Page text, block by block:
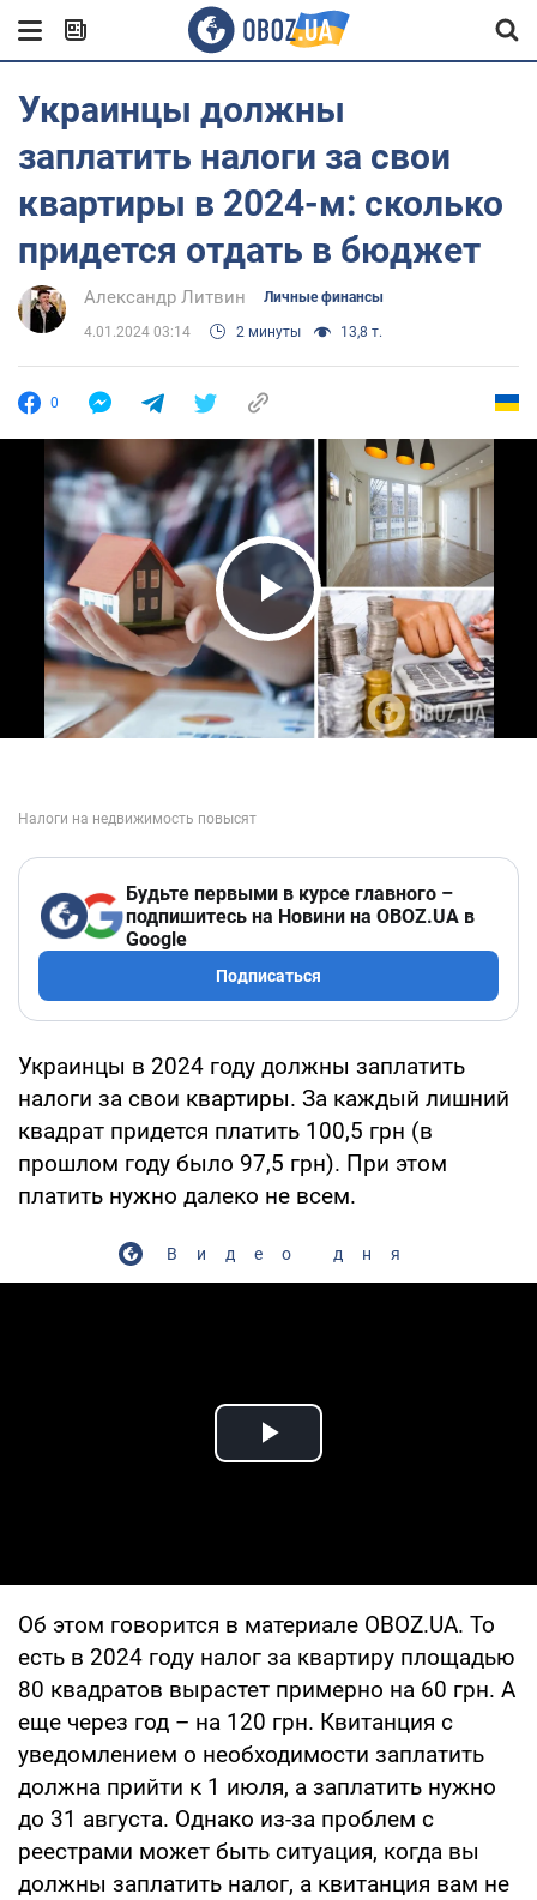
Украинцы должны
заплатить налоги за свои
квартиры в 2024-м: сколько
придется отдать в бюджет
Александр Литвин Личные финансы
4.01.2024 03:14 2 минуты 13,8 т.
0
Play Video
Будьте первыми в курсе главного –
подпишитесь на Новини на OBOZ.UA в
Google
Подписаться
Украинцы в 2024 году должны заплатить
налоги за свои квартиры. За каждый лишний
квадрат придется платить 100,5 грн (в
прошлом году было 97,5 грн). При этом
платить нужно далеко не всем.
Видео дня
Play Video
Об этом говорится в материале OBOZ.UA. То
есть в 2024 году налог за квартиру площадью
80 квадратов вырастет примерно на 60 грн. А
еще через год – на 120 грн. Квитанция с
уведомлением о необходимости заплатить
должна прийти к 1 июля, а заплатить нужно
до 31 августа. Однако из-за проблем с
реестрами может быть ситуация, когда вы
должны заплатить налог, а квитанция вам не